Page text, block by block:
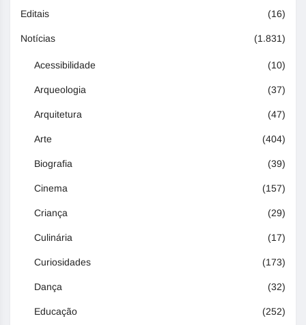
Editais (16)
Notícias (1.831)
Acessibilidade (10)
Arqueologia (37)
Arquitetura (47)
Arte (404)
Biografia (39)
Cinema (157)
Criança (29)
Culinária (17)
Curiosidades (173)
Dança (32)
Educação (252)